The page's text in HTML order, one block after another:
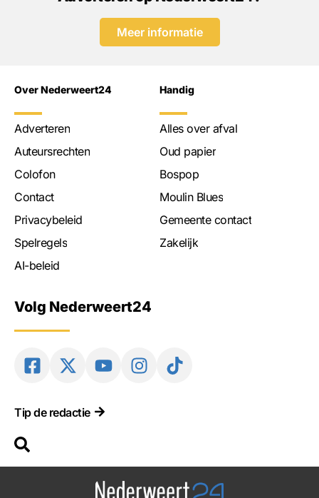
Meer informatie
Over Nederweert24
Adverteren
Auteursrechten
Colofon
Contact
Privacybeleid
Spelregels
AI-beleid
Handig
Alles over afval
Oud papier
Bospop
Moulin Blues
Gemeente contact
Zakelijk
Volg Nederweert24
Tip de redactie